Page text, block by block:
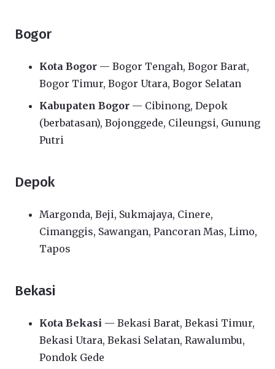
Bogor
Kota Bogor — Bogor Tengah, Bogor Barat,
Bogor Timur, Bogor Utara, Bogor Selatan
Kabupaten Bogor — Cibinong, Depok
(berbatasan), Bojonggede, Cileungsi, Gunung
Putri
Depok
Margonda, Beji, Sukmajaya, Cinere,
Cimanggis, Sawangan, Pancoran Mas, Limo,
Tapos
Bekasi
Kota Bekasi — Bekasi Barat, Bekasi Timur,
Bekasi Utara, Bekasi Selatan, Rawalumbu,
Pondok Gede